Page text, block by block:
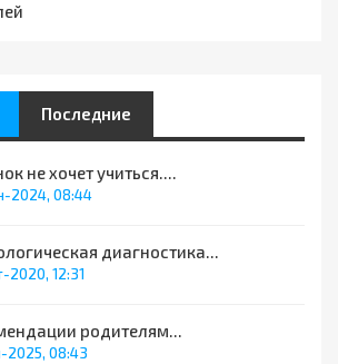
Последние
не хочет учиться....
2024, 08:44
диагностика...
2020, 12:31
родителям...
2025, 08:43